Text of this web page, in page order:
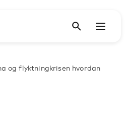
og flyktningkrisen hvordan